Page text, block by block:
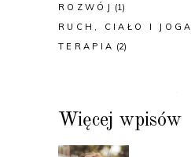
ROZWÓJ (1)
RUCH, CIAŁO I JOGA
TERAPIA (2)
Więcej wpisów